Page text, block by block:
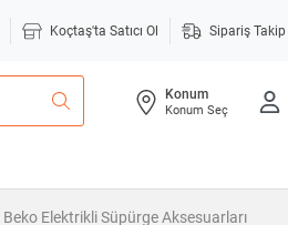
Koçtaş'ta Satıcı Ol Sipariş Takip
Konum
Konum Seç
Beko Elektrikli Süpürge Aksesuarları